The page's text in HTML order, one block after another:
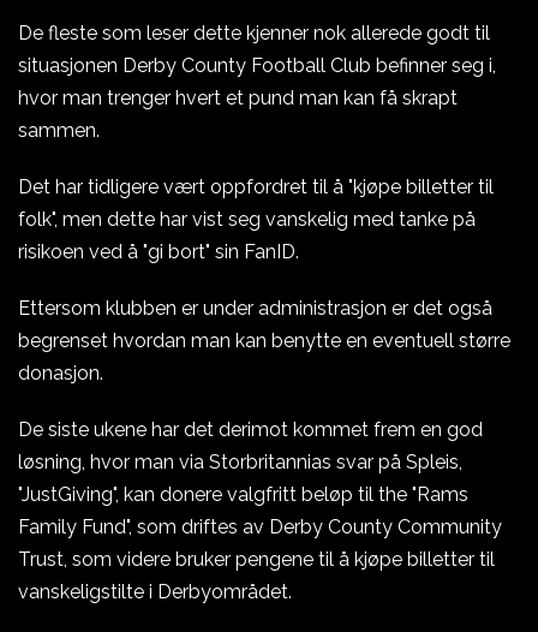
De fleste som leser dette kjenner nok allerede godt til
situasjonen Derby County Football Club befinner seg i,
hvor man trenger hvert et pund man kan få skrapt
sammen.
Det har tidligere vært oppfordret til å "kjøpe billetter til
folk", men dette har vist seg vanskelig med tanke på
risikoen ved å "gi bort" sin FanID.
Ettersom klubben er under administrasjon er det også
begrenset hvordan man kan benytte en eventuell større
donasjon.
De siste ukene har det derimot kommet frem en god
løsning, hvor man via Storbritannias svar på Spleis,
"JustGiving", kan donere valgfritt beløp til the "Rams
Family Fund", som driftes av Derby County Community
Trust, som videre bruker pengene til å kjøpe billetter til
vanskeligstilte i Derbyområdet.